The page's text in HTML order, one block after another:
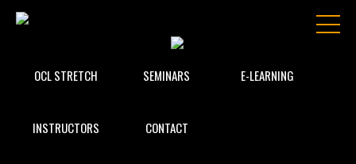
OCL STRETCH SEMINARS E-LEARNING
INSTRUCTORS CONTACT